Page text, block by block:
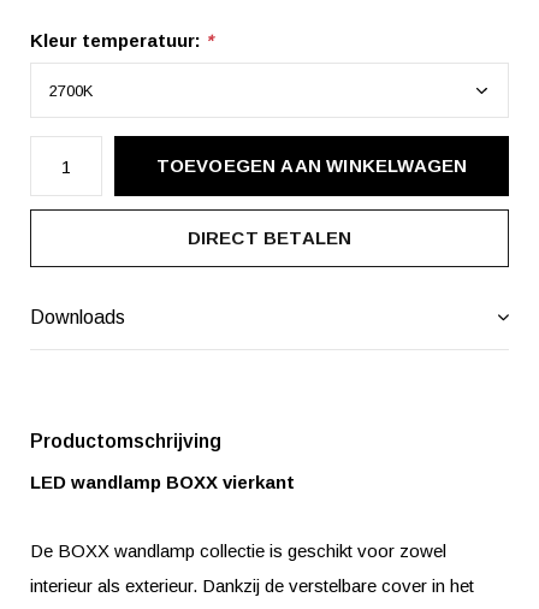
Kleur temperatuur: *
TOEVOEGEN AAN WINKELWAGEN
DIRECT BETALEN
Downloads
Productomschrijving
LED wandlamp BOXX vierkant
De BOXX wandlamp collectie is geschikt voor zowel
interieur als exterieur. Dankzij de verstelbare cover in het